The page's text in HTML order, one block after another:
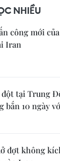
NHIỀU
công mới
Iran
đột tại Trung
bắn 10 ngày
đợt không